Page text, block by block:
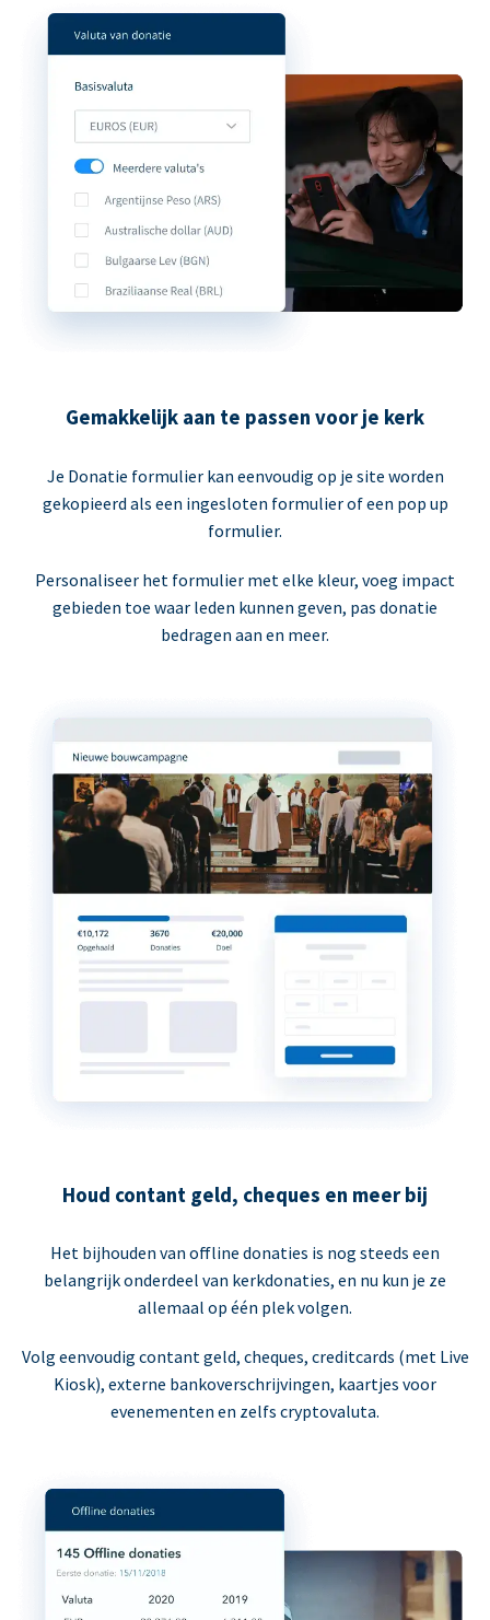
Gemakkelijk aan te passen voor je kerk
Je Donatie formulier kan eenvoudig op je site worden
gekopieerd als een ingesloten formulier of een pop up
formulier.
Personaliseer het formulier met elke kleur, voeg impact
gebieden toe waar leden kunnen geven, pas donatie
bedragen aan en meer.
Houd contant geld, cheques en meer bij
Het bijhouden van offline donaties is nog steeds een
belangrijk onderdeel van kerkdonaties, en nu kun je ze
allemaal op één plek volgen.
Volg eenvoudig contant geld, cheques, creditcards (met Live
Kiosk), externe bankoverschrijvingen, kaartjes voor
evenementen en zelfs cryptovaluta.